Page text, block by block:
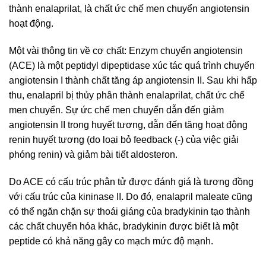
thành enalaprilat, là chất ức chế men chuyển angiotensin
hoạt động.
Một vài thông tin về cơ chất: Enzym chuyển angiotensin
(ACE) là một peptidyl dipeptidase xúc tác quá trình chuyển
angiotensin I thành chất tăng áp angiotensin II. Sau khi hấp
thu, enalapril bị thủy phân thành enalaprilat, chất ức chế
men chuyển. Sự ức chế men chuyển dẫn đến giảm
angiotensin II trong huyết tương, dẫn đến tăng hoạt động
renin huyết tương (do loại bỏ feedback (-) của việc giải
phóng renin) và giảm bài tiết aldosteron.
Do ACE có cấu trúc phân tử được đánh giá là tương đồng
với cấu trúc của kininase II. Do đó, enalapril maleate cũng
có thể ngăn chặn sự thoái giáng của bradykinin tạo thành
các chất chuyển hóa khác, bradykinin được biết là một
peptide có khả năng gây co mạch mức độ mạnh.